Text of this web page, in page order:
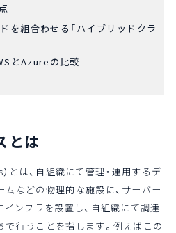
を組合わせる「ハイブリッドクラ
とAzureの比較
とは
とは、自組織にて管理・運用するデ
などの物理的な施設に、サーバー
ンフラを設置し、自組織にて調達
行うことを指します。例えばこの